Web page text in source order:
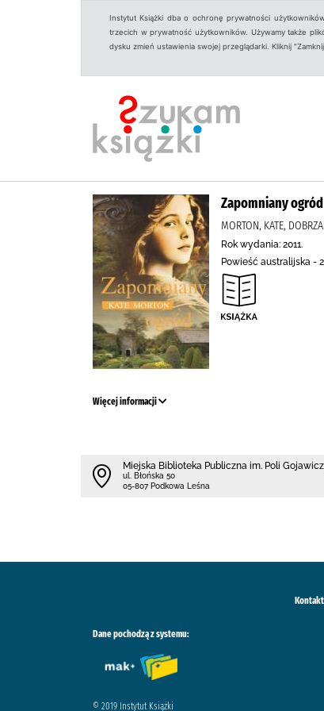
Instytut Książki dba o ochronę prywatności
trzecich w prywatność użytkowników. Używamy także
dysku zmień ustawienia swojej przeglądarki. Kliknij
Zapomniany ogród
MORTON, KATE,
Rok wydania: 2011.
Powieść australijska -
Więcej informacji
Miejska Biblioteka Publiczna im. Poli
ul. Błońska 50
05-807 Podkowa Leśna
Kontakt
Dane pochodzą z systemu:
© 2019 Instytut Książki